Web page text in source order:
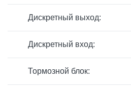
Дискретный выход:
Дискретный вход:
Тормозной блок: